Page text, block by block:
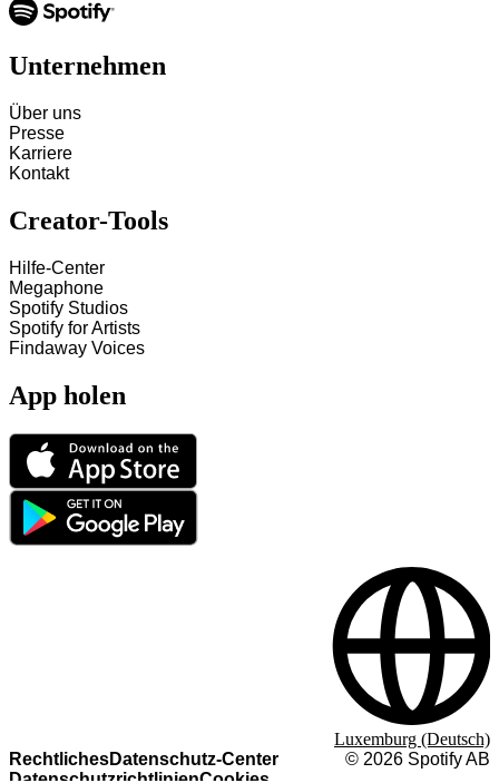
Unternehmen
Über uns
Presse
Karriere
Kontakt
Creator-Tools
Hilfe-Center
Megaphone
Spotify Studios
Spotify for Artists
Findaway Voices
App holen
RechtlichesDatenschutz-Center
DatenschutzrichtlinienCookies
© 2026 Spotify AB
Luxemburg (Deutsch)